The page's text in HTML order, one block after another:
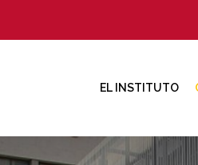
EL INSTITUTO